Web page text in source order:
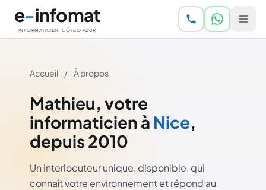
Aller au contenu principal
e-infomat
INFORMATICIEN · CÔTE D'AZUR
Accueil / À propos
Mathieu, votre
informaticien à Nice,
depuis 2010
Un interlocuteur unique, disponible, qui
connaît votre environnement et répond au